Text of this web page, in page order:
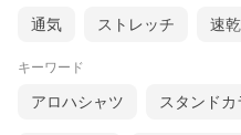
通気 ストレッチ 速乾
キーワード
アロハシャツ スタンドカ